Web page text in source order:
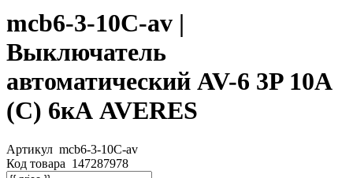
mcb6-3-10C-av |
Выключатель
автоматический AV-6 3P 10A
(C) 6кА AVERES
Артикул mcb6-3-10C-av
Код товара 147287978